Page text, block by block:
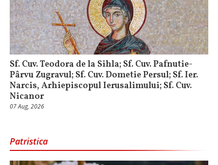
Sf. Cuv. Teodora de la Sihla; Sf. Cuv. Pafnutie-
Pârvu Zugravul; Sf. Cuv. Dometie Persul; Sf. Ier.
Narcis, Arhiepiscopul Ierusalimului; Sf. Cuv.
Nicanor
07 Aug, 2026
Patristica